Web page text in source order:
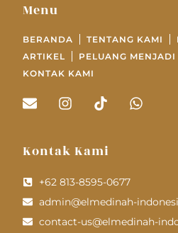
Menu
BERANDA TENTANG KAMI
ARTIKEL
PELUANG MENJADI
KONTAK KAMI
Kontak Kami
+62 813-8595-0677
admin@elmedinah-
contact-us@elmedinah-